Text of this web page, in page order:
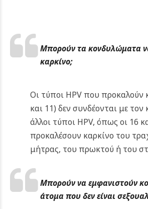
Μπορούν τα κονδυλώματα
καρκίνο;
Οι τύποι HPV που προκαλούν
και 11) δεν συνδέονται με
άλλοι τύποι HPV, όπως οι 16
προκαλέσουν καρκίνο του
μήτρας, του πρωκτού ή του
Μπορούν να εμφανιστούν
άτομα που δεν είναι